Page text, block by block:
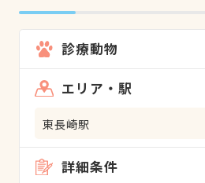
診療動物
エリア・駅
東長崎駅
詳細条件